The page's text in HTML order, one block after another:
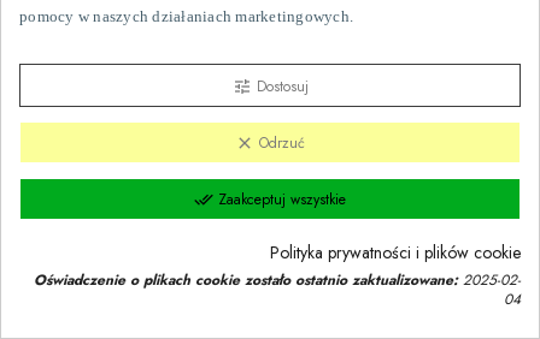
Transparentna taśma:
wzmacnia konstrukcję w miejscu montażu,
pozostaje dyskretnie niewidoczna po zawieszeniu.
Dzięki temu firana zachowuje lekkość tkaniny, a
jednocześnie prezentuje się schludnie i
pomocy w naszych działaniach marketingowych.
tune Dostosuj
clear Odrzuć
done_all Zaakceptuj wszystkie
Polityka prywatności i plików cookie
Oświadczenie o plikach cookie zostało ostatnio zaktualizowane:2025-02-
04